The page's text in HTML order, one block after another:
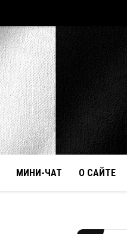
МИНИ-ЧАТ О САЙТЕ